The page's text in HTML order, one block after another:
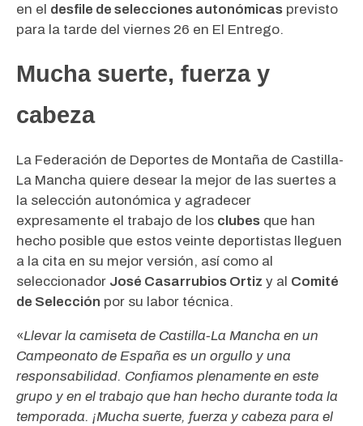
en el desfile de selecciones autonómicas previsto
para la tarde del viernes 26 en El Entrego.
Mucha suerte, fuerza y
cabeza
La Federación de Deportes de Montaña de Castilla-
La Mancha quiere desear la mejor de las suertes a
la selección autonómica y agradecer
expresamente el trabajo de los clubes que han
hecho posible que estos veinte deportistas lleguen
a la cita en su mejor versión, así como al
seleccionador José Casarrubios Ortiz y al Comité
de Selección por su labor técnica.
«Llevar la camiseta de Castilla-La Mancha en un
Campeonato de España es un orgullo y una
responsabilidad. Confiamos plenamente en este
grupo y en el trabajo que han hecho durante toda la
temporada. ¡Mucha suerte, fuerza y cabeza para el